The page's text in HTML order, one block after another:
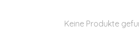
Keine Produkte